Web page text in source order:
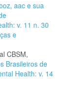
aac e sua
v. 11 n. 30
e
CBSM,
Brasileiros de
Health: v. 14